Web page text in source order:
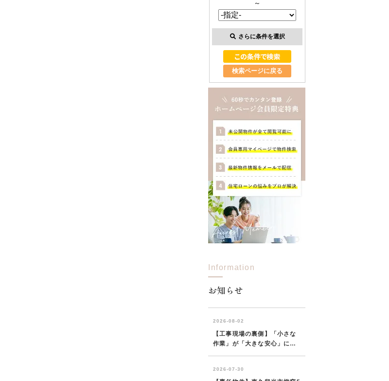
～
さらに条件を選択
検索ページに戻る
Information
お知らせ